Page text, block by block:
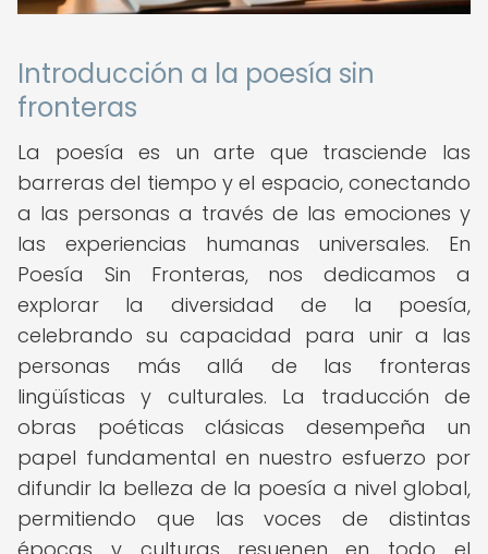
Introducción a la poesía sin
fronteras
La poesía es un arte que trasciende las
barreras del tiempo y el espacio, conectando
a las personas a través de las emociones y
las experiencias humanas universales. En
Poesía Sin Fronteras, nos dedicamos a
explorar la diversidad de la poesía,
celebrando su capacidad para unir a las
personas más allá de las fronteras
lingüísticas y culturales. La traducción de
obras poéticas clásicas desempeña un
papel fundamental en nuestro esfuerzo por
difundir la belleza de la poesía a nivel global,
permitiendo que las voces de distintas